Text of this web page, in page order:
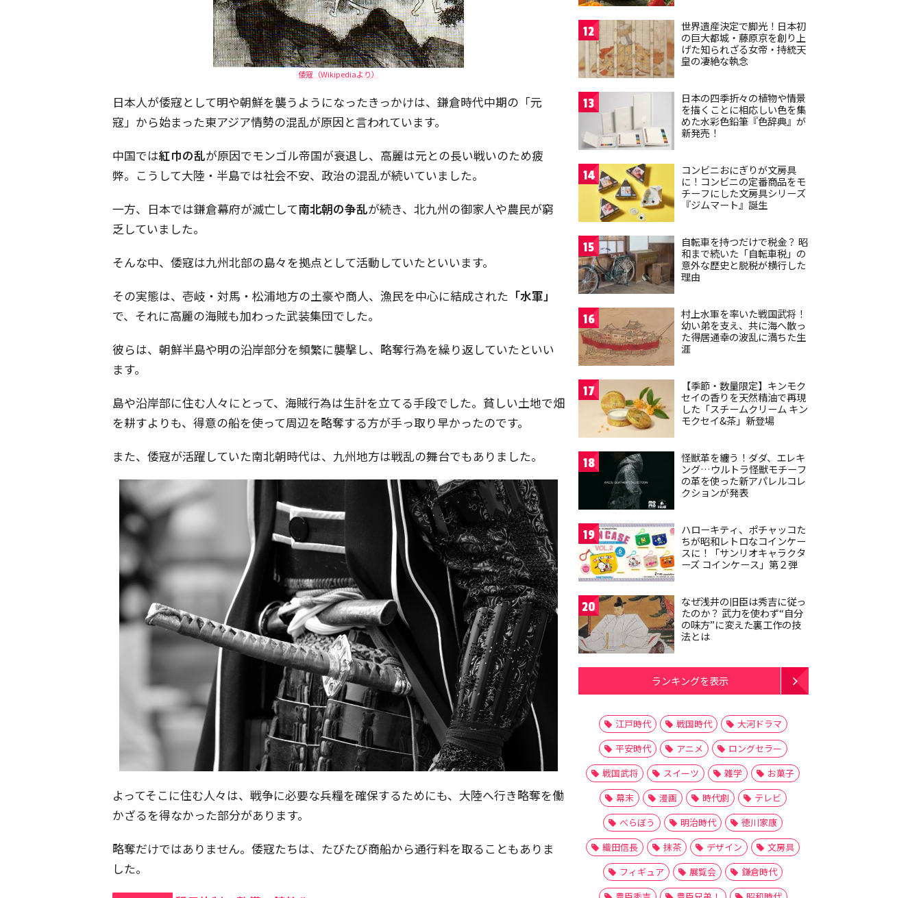
倭寇（Wikipediaより）
日本人が倭寇として明や朝鮮を襲うようになったきっかけは、鎌倉時代中期の「元
寇」から始まった東アジア情勢の混乱が原因と言われています。
中国では紅巾の乱が原因でモンゴル帝国が衰退し、高麗は元との長い戦いのため疲
弊。こうして大陸・半島では社会不安、政治の混乱が続いていました。
一方、日本では鎌倉幕府が滅亡して南北朝の争乱が続き、北九州の御家人や農民が窮
乏していました。
そんな中、倭寇は九州北部の島々を拠点として活動していたといいます。
その実態は、壱岐・対馬・松浦地方の土豪や商人、漁民を中心に結成された 「水軍」
で、それに高麗の海賊も加わった武装集団でした。
彼らは、朝鮮半島や明の沿岸部分を頻繁に襲撃し、略奪行為を繰り返していたといい
ます。
島や沿岸部に住む人々にとって、海賊行為は生計を立てる手段でした。貧しい土地で畑
を耕すよりも、得意の船を使って周辺を略奪する方が手っ取り早かったのです。
また、倭寇が活躍していた南北朝時代は、九州地方は戦乱の舞台でもありました。
よってそこに住む人々は、戦争に必要な兵糧を確保するためにも、大陸へ行き略奪を働
かざるを得なかった部分があります。
略奪だけではありません。倭寇たちは、たびたび商船から通行料を取ることもありま
した。
12
世界遺産決定で脚光！日本初
の巨大都城・藤原京を創り上
げた知られざる女帝・持統天
皇の凄絶な執念
13
日本の四季折々の植物や情景
を描くことに相応しい色を集
めた水彩色鉛筆『色辞典』が
新発売！
14
コンビニおにぎりが文房具
に！コンビニの定番商品をモ
チーフにした文房具シリーズ
『ジムマート』誕生
15
自転車を持つだけで税金？ 昭
和まで続いた「自転車税」の
意外な歴史と脱税が横行した
理由
16
村上水軍を率いた戦国武将！
幼い弟を支え、共に海へ散っ
た得居通幸の波乱に満ちた生
涯
17
【季節・数量限定】キンモク
セイの香りを天然精油で再現
した「スチームクリーム キン
モクセイ&茶」新登場
18
怪獣革を纏う！ダダ、エレキ
ング…ウルトラ怪獣モチーフ
の革を使った新アパレルコレ
クションが発表
19
ハローキティ、ポチャッコた
ちが昭和レトロなコインケー
スに！「サンリオキャラクタ
ーズ コインケース」第２弾
20
なぜ浅井の旧臣は秀吉に従っ
たのか？ 武力を使わず“自分
の味方”に変えた裏工作の技
法とは
ランキングを表示
江戸時代 戦国時代
大河ドラマ
平安時代
アニメ
ロングセラー
戦国武将
スイーツ 雑学
お菓子
幕末
漫画 時代劇
テレビ
べらぼう
明治時代
徳川家康
織田信長
抹茶 デザイン
文房具
フィギュア
展覧会
鎌倉時代